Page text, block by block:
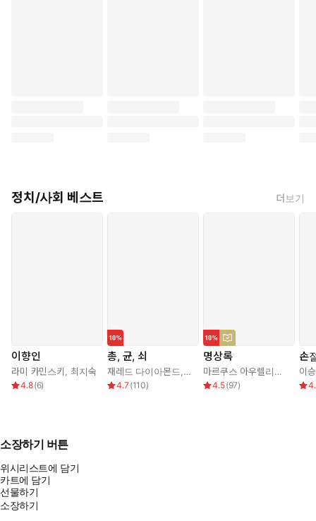
정치/사회 베스트 더보기
이향인
라미 카민스키 최지숙
4.8(6)
총, 균, 쇠
재레드 다이아몬드 강주헌
4.7 (110)
명상록
마르쿠스 아우렐리우스 박
4.5(97)
손
이
소장하기 버튼
위시리스트에 담기
카트에 담기
선물하기
소장하기